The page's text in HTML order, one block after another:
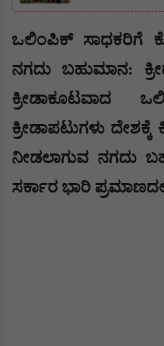
​ಒಲಿಂಪಿಕ್ ಸಾಧಕರಿಗೆ
ನಗದು ಬಹುಮಾನ:
ಕ್ರೀಡಾಕೂಟವಾದ
ಕ್ರೀಡಾಪಟುಗಳು
ನೀಡಲಾಗುವ ನಗದು
ಸರ್ಕಾರ ಭಾರಿ